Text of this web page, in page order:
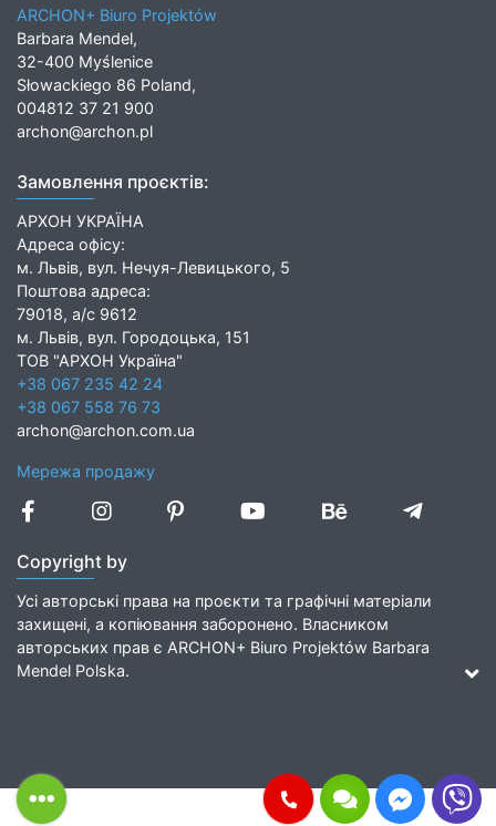
ARCHON+ Biuro Projektów
Barbara Mendel,
32-400 Myślenice
Słowackiego 86 Poland,
004812 37 21 900
archon@archon.pl
Замовлення проєктів:
АРХОН УКРАЇНА
Адреса офісу:
м. Львів, вул. Нечуя-Левицького, 5
Поштова адреса:
79018, а/с 9612
м. Львів, вул. Городоцька, 151
ТОВ "АРХОН Україна"
+38 067 235 42 24
+38 067 558 76 73
archon@archon.com.ua
Мережа продажу
Copyright by
Усі авторські права на проєкти та графічні матеріали
захищені, а копіювання заборонено. Власником
авторських прав є ARCHON+ Biuro Projektów Barbara
Mendel Polska.